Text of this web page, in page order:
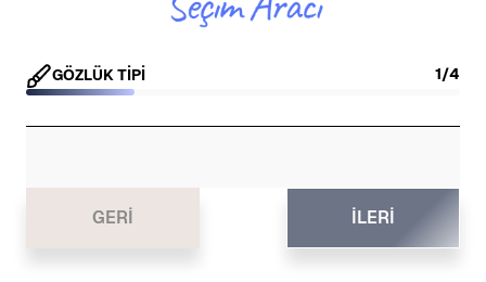
GÖZLÜK TİPİ
GERI İLERI